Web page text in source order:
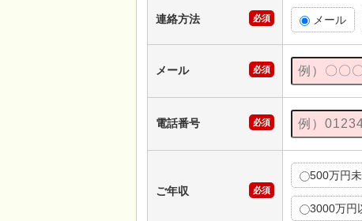
連絡方法 必須 メール
メール 必須
電話番号 必須
ご年収 必須
500万円
3000万円